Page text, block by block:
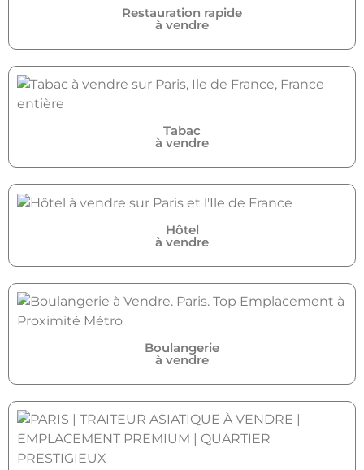
Restauration rapide
à vendre
Tabac
à vendre
Hôtel
à vendre
Boulangerie
à vendre